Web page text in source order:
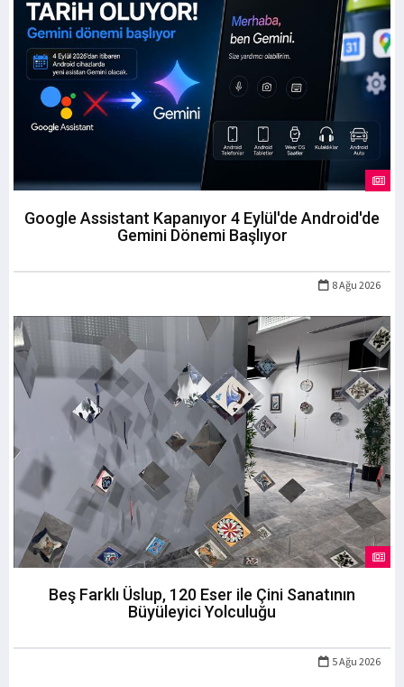
Google Assistant Kapanıyor 4 Eylül'de Android'de
Gemini Dönemi Başlıyor
8 Ağu 2026
Beş Farklı Üslup, 120 Eser ile Çini Sanatının
Büyüleyici Yolculuğu
5 Ağu 2026